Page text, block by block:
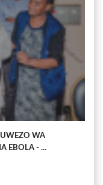
WA
EBOLA - ...